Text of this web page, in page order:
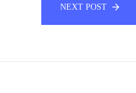
NEXT POST